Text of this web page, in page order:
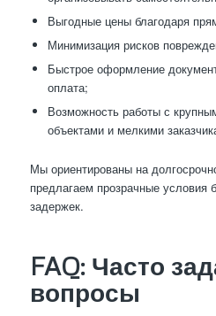
Выгодные цены благодаря
Минимизация рисков
Быстрое оформление
оплата;
Возможность работы с
объектами и мелкими
Мы ориентированы на
предлагаем прозрачные условия
задержек.
FAQ: Часто
вопросы